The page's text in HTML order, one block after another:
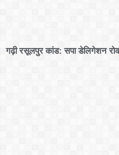
गढ़ी रसूलपुर कांड: सपा डेलिगेशन